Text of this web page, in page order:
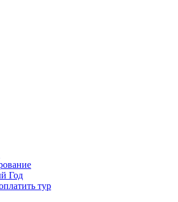
Год
тур